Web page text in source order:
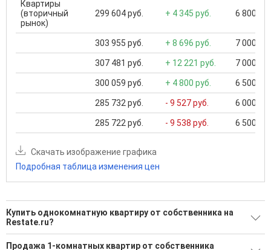
Квартиры
(вторичный
рынок)
299 604 руб. + 4 345 руб. 6 800
303 955 руб. + 8 696 руб. 7 000
307 481 руб. + 12 221 руб. 7 000
300 059 руб. + 4 800 руб. 6 500
285 732 руб. - 9 527 руб. 6 000
285 722 руб. - 9 538 руб. 6 500
Скачать изображение графика
Подробная таблица изменения цен
Купить однокомнатную квартиру от собственника на
Restate.ru?
Ищите, как Купить однокомнатную квартиру от
Продажа 1-комнатных квартир от собственника